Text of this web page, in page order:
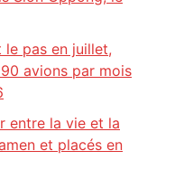
le pas en juillet,
avions par mois
entre la vie et la
et placés en